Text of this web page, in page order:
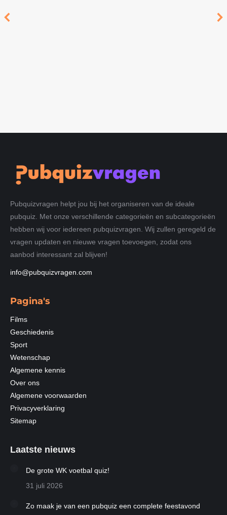
Pubquizvragen helpt jou bij het organiseren van de ideale
pubquiz. Met onze verschillende categorieën en subcategorieën
hebben wij voor iedereen pubquizvragen. Wij zullen geregeld de
vragen updaten en nieuwe vragen toevoegen, zodat ons
aanbod interessant zal blijven!
info@pubquizvragen.com
Pagina's
Films
Geschiedenis
Sport
Wetenschap
Algemene kennis
Over ons
Algemene voorwaarden
Privacyverklaring
Sitemap
Laatste nieuws
De grote WK voetbal quiz!
31 juli 2026
Zo maak je van een pubquiz een complete feestavond